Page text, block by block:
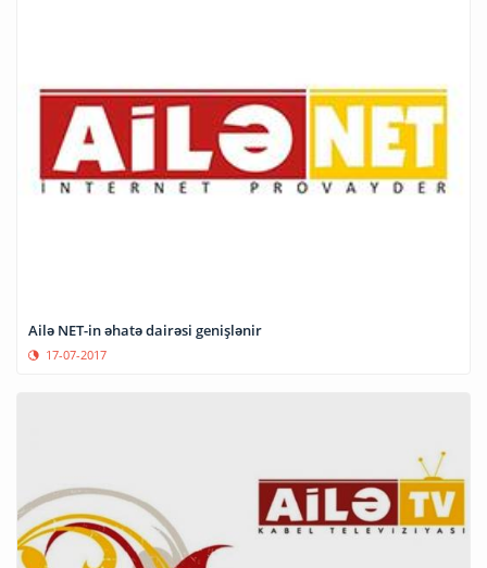
Ailə NET-in əhatə dairəsi genişlənir
17-07-2017